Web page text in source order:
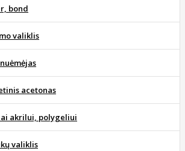
bond
valiklis
acetonas
akrilui, polygeliui
valiklis